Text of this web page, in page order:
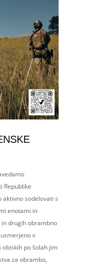
Republike
aktivno sodelovati s
enotami in
drugih obrambno
v
obiskih po šolah jim
za obrambo,